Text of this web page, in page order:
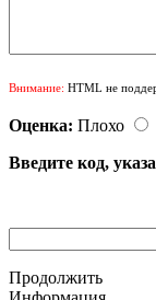
Внимание: HTML не
Оценка: Плохо
Введите код,
Продолжить